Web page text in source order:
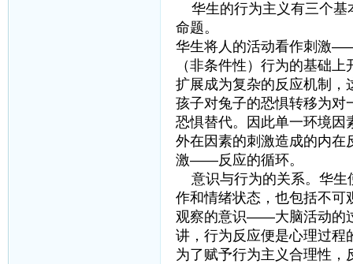
华生的行为主义有三个基
命题。
华生将人的活动看作刺激
（非条件性）行为的基础
扩展成为复杂的反应机制，
孩子对兔子的恐惧转移为对
恐惧替代。因此单一环境因
外在因素的刺激造成的内在
激——反应的循环。
意识与行为的关系。华生
作和情绪状态，也包括不
观察的意识——大脑活动的
讲，行为反应便是心理过程
为了赋予行为主义合理性，